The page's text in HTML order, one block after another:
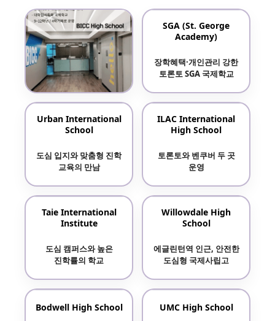
명문대 진학률 높은
SGA (St. George
Academy)
장학혜택·개인관리 강한
토론토 SGA 국제학교
Urban International
School
도심 입지와 맞춤형 진학
교육의 만남
ILAC International
High School
토론토와 벤쿠버 두 곳
운영
Taie International
Institute
도심 캠퍼스와 높은
진학률의 학교
Willowdale High
School
에글린턴역 인근, 안전한
도심형 국제사립고
Bodwell High School UMC High School